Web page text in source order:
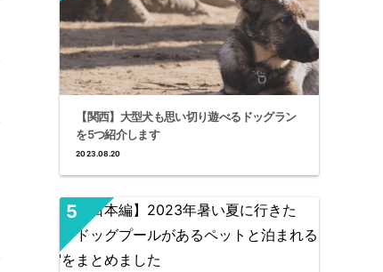
【関西】大型犬も思い切り遊べるドッグラン
を5つ紹介します
2023.08.20